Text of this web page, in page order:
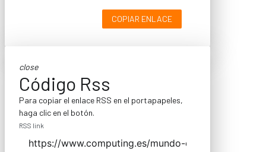
COPIAR ENLACE
close
Código Rss
Para copiar el enlace RSS en el portapapeles,
haga clic en el botón.
RSS link